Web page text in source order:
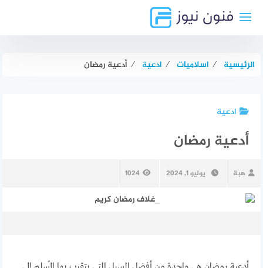
الرئيسية ⁄ اسلاميات ⁄ ادعية ⁄ أدعية رمضان
ادعية
أدعية رمضان
هبة يوليو 1, 2024 1024